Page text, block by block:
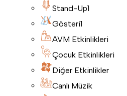
Stand-Up1
Gösteri1
AVM Etkinlikleri
Çocuk Etkinlikleri
Diğer Etkinlikler
Canlı Müzik